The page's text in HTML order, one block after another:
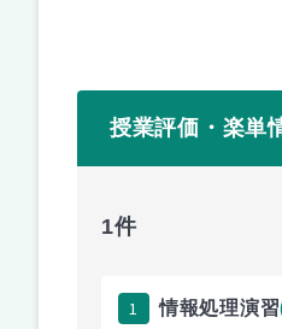
授業評価・楽単
1件
1 情報処理演習